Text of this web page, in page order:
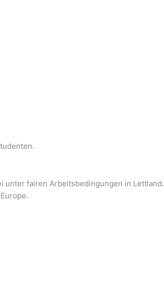
fairen Arbeitsbedingungen in Lettland.